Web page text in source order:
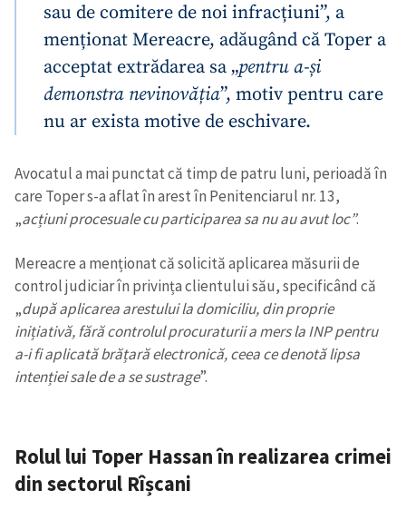
sau de comitere de noi infracțiuni”, a
menționat Mereacre, adăugând că Toper a
acceptat extrădarea sa „pentru a-și
demonstra nevinovăția”, motiv pentru care
nu ar exista motive de eschivare.
Avocatul a mai punctat că timp de patru luni, perioadă în
care Toper s-a aflat în arest în Penitenciarul nr. 13,
„acțiuni procesuale cu participarea sa nu au avut loc”.
Mereacre a menționat că solicită aplicarea măsurii de
control judiciar în privința clientului său, specificând că
„după aplicarea arestului la domiciliu, din proprie
inițiativă, fără controlul procuraturii a mers la INP pentru
a-i fi aplicată brățară electronică, ceea ce denotă lipsa
intenției sale de a se sustrage”.
Rolul lui Toper Hassan în realizarea crimei
din sectorul Rîșcani